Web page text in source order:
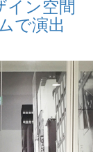
ン空間
で演出